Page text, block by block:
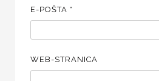
E-POŠTA *
WEB-STRANICA